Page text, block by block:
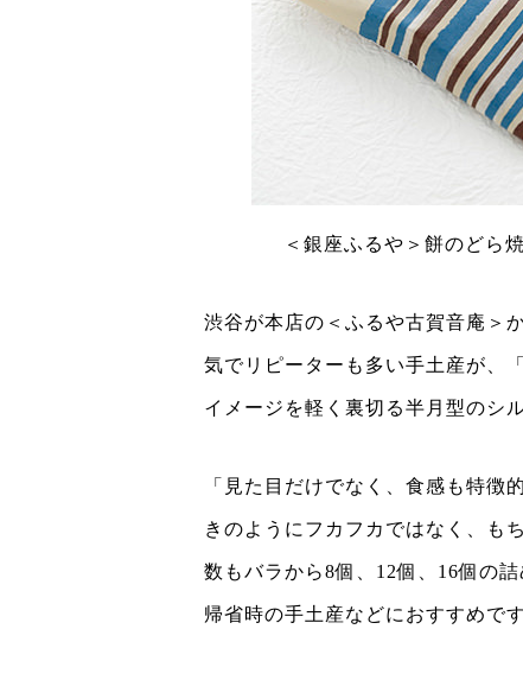
＜銀座ふるや＞餅のど
渋谷が本店の＜ふるや古賀音庵＞
気でリピーターも多い手土産が、
イメージを軽く裏切る半月型のシ
「見た目だけでなく、食感も特徴
きのようにフカフカではなく、も
数もバラから8個、12個、16個の
帰省時の手土産などにおすすめです